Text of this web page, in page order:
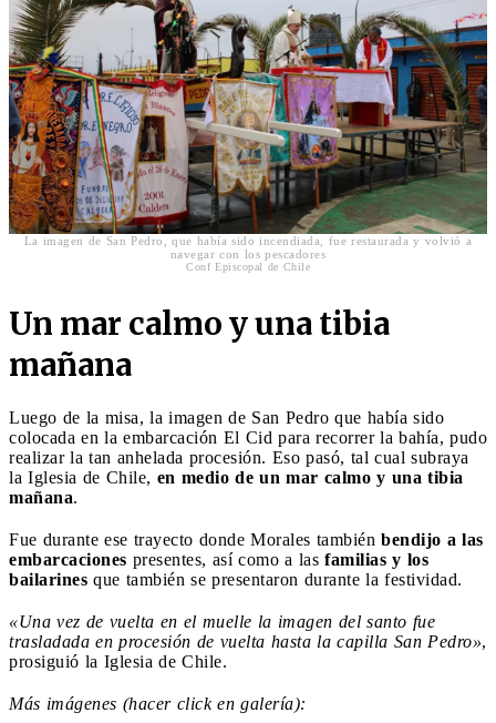
La imagen de San Pedro, que había sido incendiada, fue restaurada y volvió a
navegar con los pescadores
Conf Episcopal de Chile
Un mar calmo y una tibia
mañana
Luego de la misa, la imagen de San Pedro que había sido
colocada en la embarcación El Cid para recorrer la bahía, pudo
realizar la tan anhelada procesión. Eso pasó, tal cual subraya
la Iglesia de Chile, en medio de un mar calmo y una tibia
mañana.
Fue durante ese trayecto donde Morales también bendijo a las
embarcaciones presentes, así como a las familias y los
bailarines que también se presentaron durante la festividad.
«Una vez de vuelta en el muelle la imagen del santo fue
trasladada en procesión de vuelta hasta la capilla San Pedro»,
prosiguió la Iglesia de Chile.
Más imágenes (hacer click en galería):